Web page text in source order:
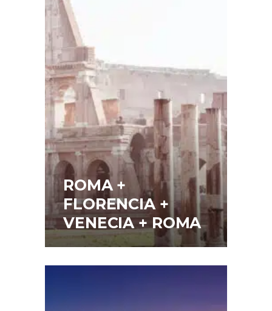
ROMA +
FLORENCIA +
VENECIA + ROMA